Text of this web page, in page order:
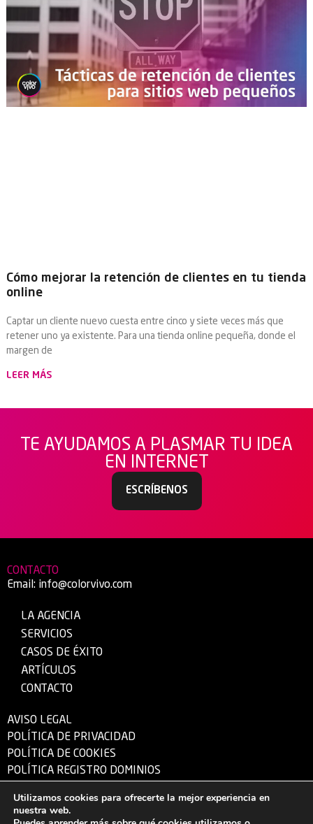
Cómo mejorar la retención de clientes en tu tienda
online
Captar un cliente nuevo cuesta entre cinco y siete veces más que
retener uno ya existente. Para una tienda online pequeña, donde el
margen de
LEER MÁS
TE AYUDAMOS A PLASMAR TU IDEA
EN INTERNET
ESCRÍBENOS
CONTACTO
Email: info@colorvivo.com
LA AGENCIA
SERVICIOS
CASOS DE ÉXITO
ARTÍCULOS
CONTACTO
AVISO LEGAL
POLÍTICA DE PRIVACIDAD
POLÍTICA DE COOKIES
POLÍTICA REGISTRO DOMINIOS
© 1995 – 2026 Color Vivo Internet S.L.U. – CIF: B-13340724 – Hecho con ❤
Utilizamos cookies para ofrecerte la mejor experiencia en
nuestra web.